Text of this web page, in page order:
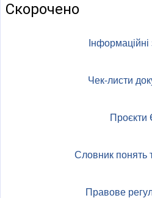
Скорочено
Інформаційні
Чек-листи
Словник понять
Правове